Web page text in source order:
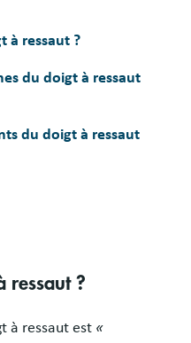
à ressaut ?
du doigt à ressaut
du doigt à ressaut
ressaut ?
à ressaut est «